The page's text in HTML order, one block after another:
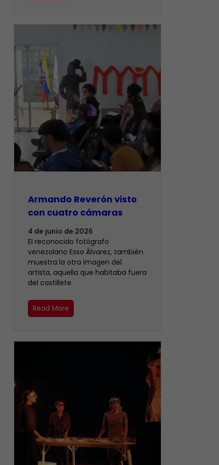
Armando Reverón visto
con cuatro cámaras
4 de junio de 2026
‎El reconocido fotógrafo
venezolano Esso Álvarez, también
muestra la otra imagen del
artista, aquella que habitaba fuera
del castillete ‎
Read More